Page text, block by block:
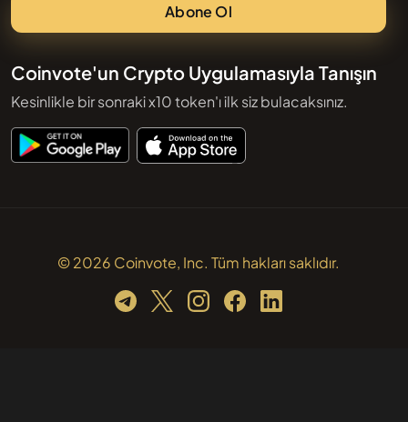
Abone Ol
Coinvote'un Crypto Uygulamasıyla Tanışın
Kesinlikle bir sonraki x10 token'ı ilk siz bulacaksınız.
© 2026 Coinvote, Inc. Tüm hakları saklıdır.